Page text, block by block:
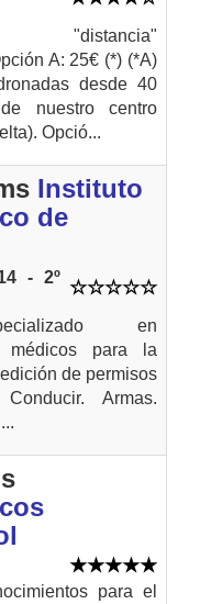
"distancia"
A: 25€ (*) (*A)
desde 40
nuestro centro
Opció...
Instituto
de
- 2º
en
médicos para la
de permisos
Armas.
para el